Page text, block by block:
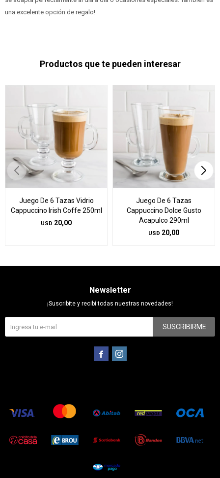
una excelente opción de regalo!
Productos que te pueden interesar
Juego De 6 Tazas Vidrio
Cappuccino Irish Coffe 250ml
USD 20,00
Juego De 6 Tazas
Cappuccino Dolce Gusto
Acapulco 290ml
USD 20,00
Newsletter
¡Suscribite y recibí todas nuestras novedades!
SUSCRIBIRME
 